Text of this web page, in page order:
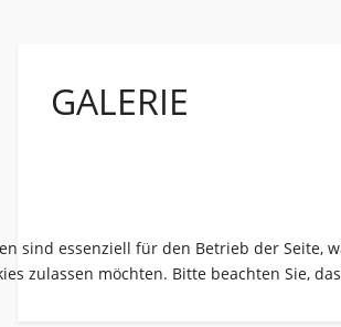
GALERIE
sind essenziell für den Betrieb der
zulassen möchten. Bitte beachten